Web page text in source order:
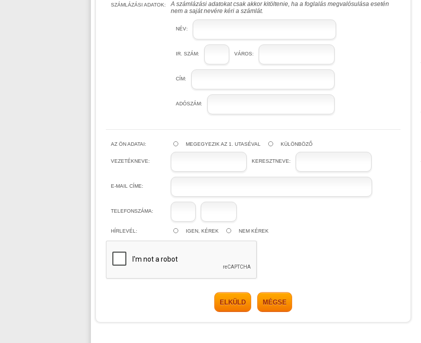
SZÁMLÁZÁSI ADATOK:
A számlázási adatokat csak akkor kitöltenie, ha a foglalás megvalósulása esetén
nem a saját nevére kéri a számlát.
NÉV:
IR. SZÁM: VÁROS:
CÍM:
ADÓSZÁM:
AZ ÖN ADATAI: MEGEGYEZIK AZ 1. UTASÉVAL KÜLÖNBÖZŐ
VEZETÉKNEVE: KERESZTNEVE:
E-MAIL CÍME:
TELEFONSZÁMA:
HÍRLEVÉL: IGEN, KÉREK NEM KÉREK
ELKÜLD MÉGSE